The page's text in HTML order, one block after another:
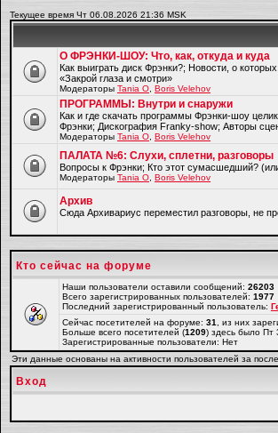
Текущее время Чт 06.08.2026 21:36 MSK
О ФРЭНКИ-ШОУ: Что, как, откуда и куда
Как выиграть диск Фрэнки?; Новости, о
«Закрой глаза и смотри»
Модераторы Tania O Boris Velehov
ПРОГРАММЫ: Внутри и снаружи
Как и где скачать программы Фрэнки-шоу
Фрэнки; Дискография Franky-show; Авторы
Модераторы Tania O Boris Velehov
ПАЛАТА №6: Слухи, сплетни, разговоры
Вопросы к Фрэнки; Кто этот сумасшедший?
Модераторы Tania O Boris Velehov
Архив
Cюда Архивариус переместил разговоры, не
Кто сейчас на форуме
Наши пользователи оставили сообщений: 26203
Всего зарегистрированных пользователей: 1977
Последний зарегистрированный пользователь:
Сейчас посетителей на форуме: 31 , из них
Больше всего посетителей (1209) здесь было Пт
Зарегистрированные пользователи: Нет
Эти данные основаны на активности пользователей за
Вход